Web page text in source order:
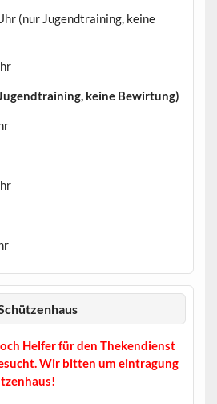
(nur Jugendtraining, keine
keine Bewirtung)
Helfer für den Thekendienst
Wir bitten um eintragung